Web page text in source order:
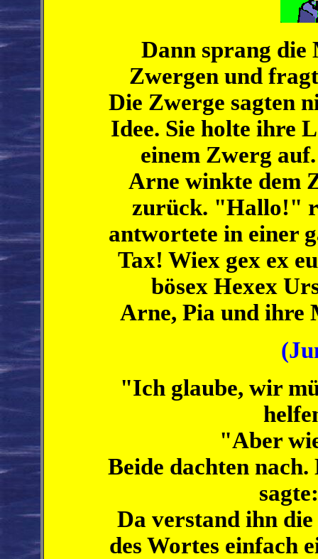
Dann sprang die
Zwergen und
Die Zwerge sagten
Idee. Sie holte ihre
einem Zwerg
Arne winkte dem
zurück. "Hallo!"
antwortete in einer
Tax! Wiex gex ex
bösex Hexex
Arne, Pia und ihre
"Ich glaube, wir
"Aber
Beide dachten
Da verstand ihn
des Wortes einfach